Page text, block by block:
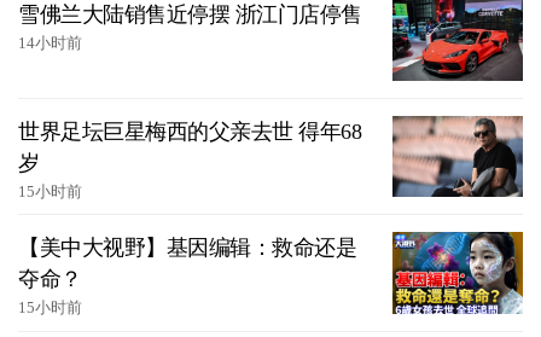
雪佛兰大陆销售近停摆 浙江门店停售
14小时前
世界足坛巨星梅西的父亲去世 得年68
岁
15小时前
【美中大视野】基因编辑：救命还是
夺命？
15小时前